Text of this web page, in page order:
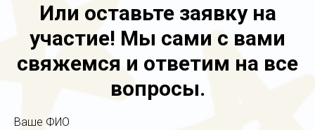
Или оставьте заявку на
участие! Мы сами с вами
свяжемся и ответим на все
вопросы.
Ваше ФИО